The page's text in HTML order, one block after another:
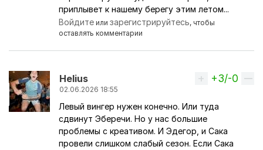
приплывет к нашему берегу этим летом...
Войдите илизарегистрируйтесь, чтобы
оставлять комментарии
Helius
02.06.2026 18:55
Вверх
+3/-0
Левый вингер нужен конечно. Или туда
сдвинут Эберечи. Но у нас большие
проблемы с креативом. И Эдегор, и Сака
провели слишком слабый сезон. Если Сака